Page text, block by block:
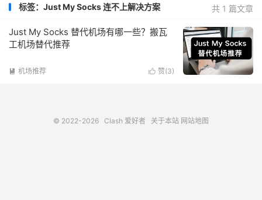
共 1 篇文章
标签：Just My Socks 连不上解决方案
Just My Socks 替代机场有哪一些？搬瓦
工机场替代推荐
 赞(3)
 机场推荐
© 2022-2026 Clash 爱好者 关于本站 网站地图